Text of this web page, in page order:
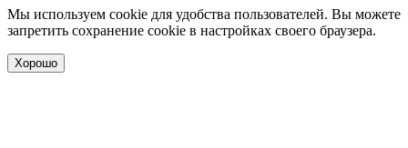
Мы используем cookie для удобства пользователей. Вы можете
запретить сохранение cookie в настройках своего браузера.
Хорошо